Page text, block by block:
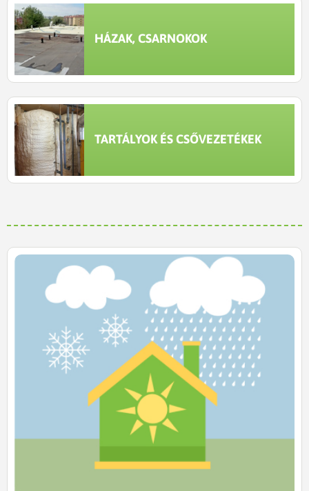
HÁZAK, CSARNOKOK
TARTÁLYOK ÉS CSŐVEZETÉKEK